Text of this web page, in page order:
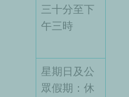
三十分至下
午三時
星期日及公
眾假期：休